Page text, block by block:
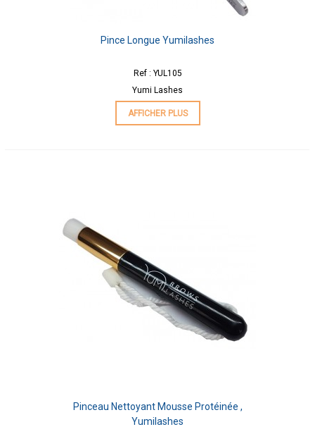
Pince Longue Yumilashes
Ref : YUL105
Yumi Lashes
AFFICHER PLUS
Pinceau Nettoyant Mousse Protéinée ,
Yumilashes